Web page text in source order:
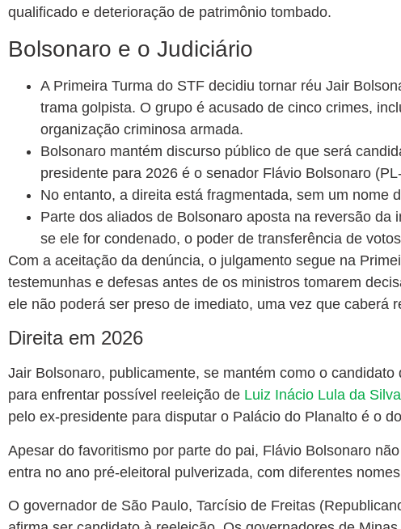
qualificado e deterioração de patrimônio tombado.
Bolsonaro e o Judiciário
A Primeira Turma do STF decidiu tornar réu Jair
trama golpista. O grupo é acusado de cinco crimes,
organização criminosa armada.
Bolsonaro mantém discurso público de que será
presidente para 2026 é o senador Flávio Bolsonaro
No entanto, a direita está fragmentada, sem um nome
Parte dos aliados de Bolsonaro aposta na reversão
se ele for condenado, o poder de transferência de
Com a aceitação da denúncia, o julgamento segue na
testemunhas e defesas antes de os ministros tomarem
ele não poderá ser preso de imediato, uma vez que caberá
Direita em 2026
Jair Bolsonaro, publicamente, se mantém como o
para enfrentar possível reeleição de Luiz Inácio Lula da
pelo ex-presidente para disputar o Palácio do Planalto é o
Apesar do favoritismo por parte do pai, Flávio Bolsonaro
entra no ano pré-eleitoral pulverizada, com diferentes
O governador de São Paulo, Tarcísio de Freitas